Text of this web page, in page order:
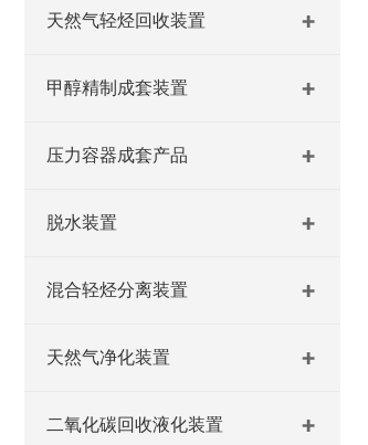
天然气轻烃回收装置
甲醇精制成套装置
压力容器成套产品
脱水装置
混合轻烃分离装置
天然气净化装置
二氧化碳回收液化装置